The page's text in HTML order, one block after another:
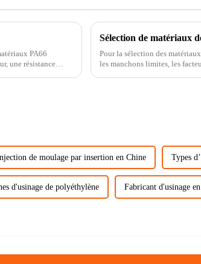
PA66
Sélection de matériaux
Pour la sélection des
les manchons limites, les
de moulage par insertion en Chine Types
d'usinage de polyéthylène Fabricant d'usinage